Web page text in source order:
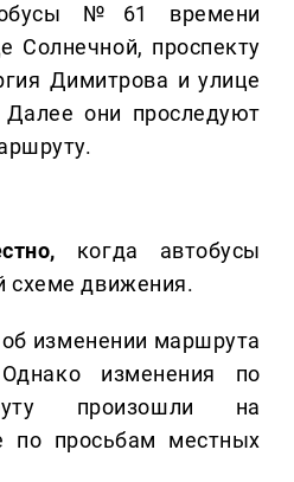
№61 времени
Солнечной, проспекту
Димитрова и улице
они проследуют
когда автобусы
схеме движения.
об изменении маршрута
изменения по
произошли на
по просьбам местных